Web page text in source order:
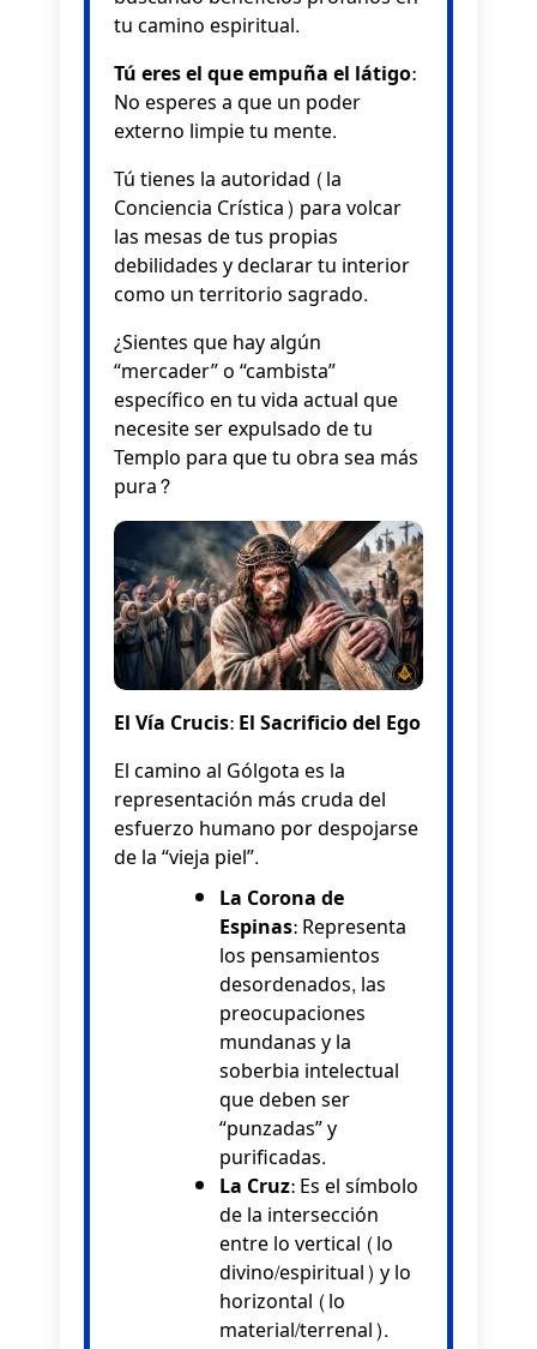
tu camino espiritual.
Tú eres el que empuña el látigo:
No esperes a que un poder
externo limpie tu mente.
Tú tienes la autoridad (la
Conciencia Crística) para volcar
las mesas de tus propias
debilidades y declarar tu interior
como un territorio sagrado.
¿Sientes que hay algún
“mercader” o “cambista”
específico en tu vida actual que
necesite ser expulsado de tu
Templo para que tu obra sea más
pura?
El Vía Crucis: El Sacrificio del Ego
El camino al Gólgota es la
representación más cruda del
esfuerzo humano por despojarse
de la “vieja piel”.
La Corona de
Espinas:Representa
los pensamientos
desordenados, las
preocupaciones
mundanas y la
soberbia intelectual
que deben ser
“punzadas” y
purificadas.
La Cruz:Es el símbolo
de la intersección
entre lo vertical (lo
divino/espiritual) y lo
horizontal (lo
material/terrenal).